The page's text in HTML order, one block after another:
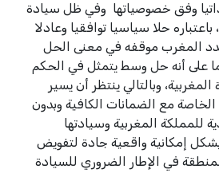
ذاتيا وفق خصوصياتها وفي ظل سيادة
باعتباره حلا سياسيا توافقيا وعادلا
المغرب موقفه في معنى الحل
على أنه حل وسط يتمثل في الحكم
وبالتالي ينتظر أن يسير
مع الضمانات الكافية وبدون
للمملكة المغربية وسيادتها
إمكانية واقعية جادة لتفويض
في الإطار الضروري للسيادة